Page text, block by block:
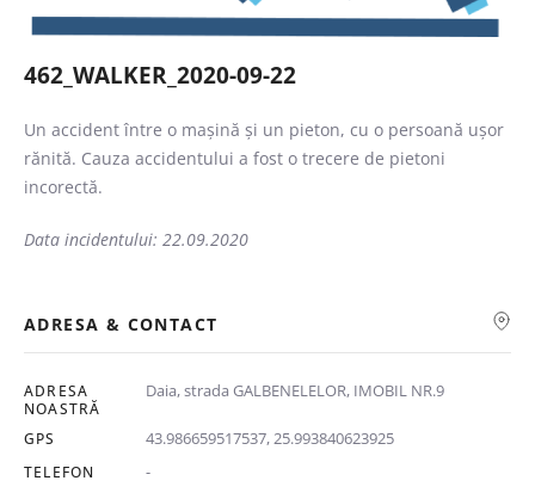
462_WALKER_2020-09-22
Un accident între o mașină și un pieton, cu o persoană ușor
rănită. Cauza accidentului a fost o trecere de pietoni
incorectă.
Data incidentului: 22.09.2020
ADRESA & CONTACT
ADRESA
NOASTRĂ
Daia, strada GALBENELELOR, IMOBIL NR.9
GPS 43.986659517537, 25.993840623925
TELEFON -